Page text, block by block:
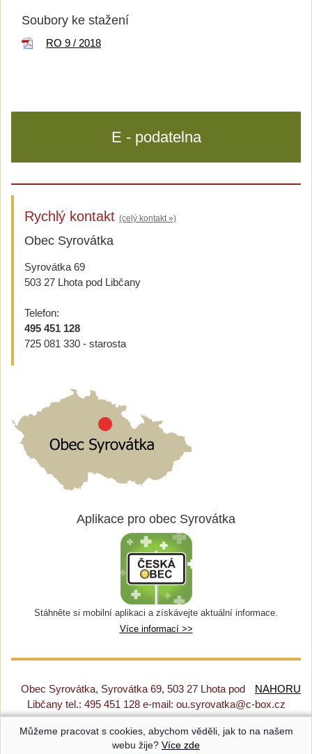
Soubory ke stažení
RO 9 / 2018
E - podatelna
Rychlý kontakt (celý kontakt »)
Obec Syrovátka
Syrovátka 69
503 27 Lhota pod Libčany
Telefon:
495 451 128
725 081 330 - starosta
Aplikace pro obec Syrovátka
Stáhněte si mobilní aplikaci a získávejte aktuální informace.
Více informací >>
NAHORU
Obec Syrovátka, Syrovátka 69, 503 27 Lhota pod
Libčany tel.: 495 451 128 e-mail: ou.syrovatka@c-box.cz
Prohlášení o přístupnosti|Původní web|Nastavení cookies
Můžeme pracovat s cookies, abychom věděli, jak to na našem
webu žije? Více zde